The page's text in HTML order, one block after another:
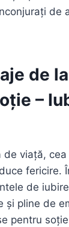
de
de
–
viață, cea
fericire.
de
și pline de
pentru